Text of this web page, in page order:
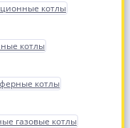
котлы
котлы
котлы
газовые котлы